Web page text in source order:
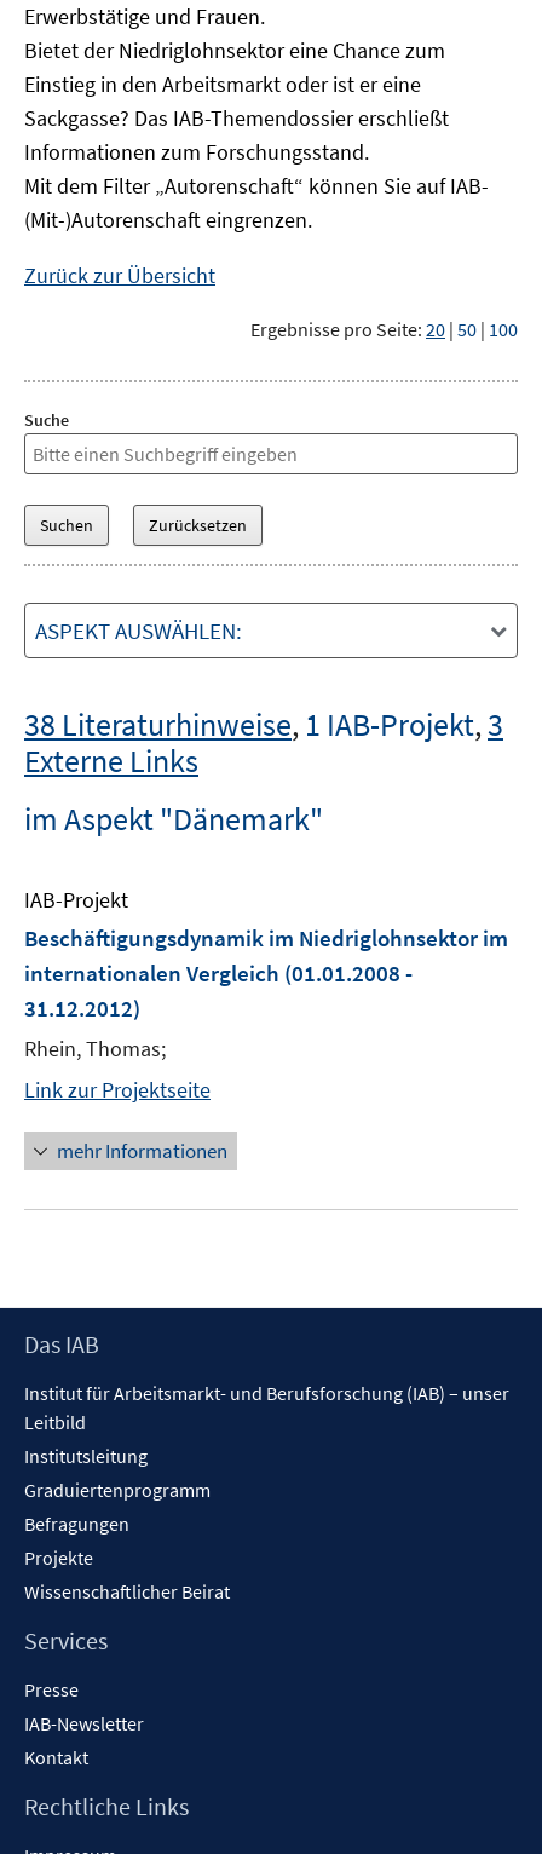
Erwerbstätige und Frauen.
Bietet der Niedriglohnsektor eine Chance zum
Einstieg in den Arbeitsmarkt oder ist er eine
Sackgasse? Das IAB-Themendossier erschließt
Informationen zum Forschungsstand.
Mit dem Filter „Autorenschaft“ können Sie auf IAB-
(Mit-)Autorenschaft eingrenzen.
Zurück zur Übersicht
Ergebnisse pro Seite: 20 | 50 | 100
Suche
ASPEKT AUSWÄHLEN:
38 Literaturhinweise, 1 IAB-Projekt,3
Externe Links
im Aspekt "Dänemark"
IAB-Projekt
Beschäftigungsdynamik im Niedriglohnsektor im
internationalen Vergleich (01.01.2008 -
31.12.2012)
Rhein, Thomas;
Link zur Projektseite
mehr Informationen
Footer
Das IAB
Institut für Arbeitsmarkt- und Berufsforschung (IAB) – unser
Leitbild
Institutsleitung
Graduiertenprogramm
Befragungen
Projekte
Wissenschaftlicher Beirat
Services
Presse
IAB-Newsletter
Kontakt
Rechtliche Links